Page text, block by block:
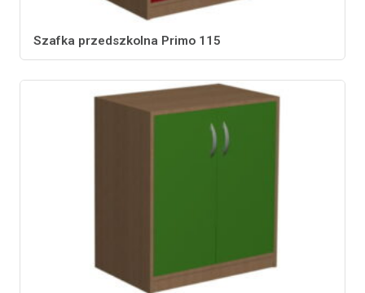
Szafka przedszkolna Primo 115